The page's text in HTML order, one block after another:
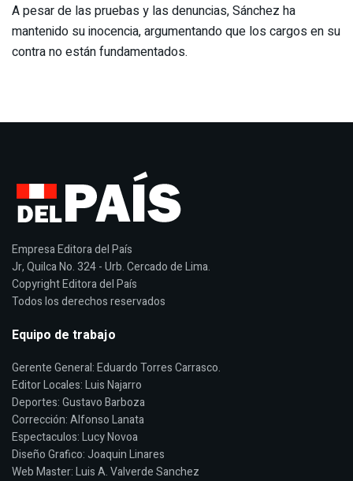
A pesar de las pruebas y las denuncias, Sánchez ha
mantenido su inocencia, argumentando que los cargos en su
contra no están fundamentados.
Empresa Editora del País
Jr, Quilca No. 324 - Urb. Cercado de Lima.
Copyright Editora del País
Todos los derechos reservados
Equipo de trabajo
Gerente General: Eduardo Torres Carrasco.
Editor Locales: Luis Najarro
Deportes: Gustavo Barboza
Corrección: Alfonso Lanata
Espectaculos: Lucy Novoa
Diseño Grafico: Joaquin Linares
Web Master: Luis A. Valverde Sanchez